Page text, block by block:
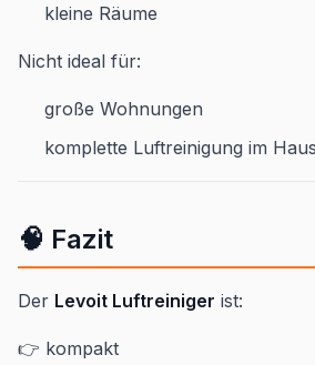
kleine Räume
Nicht ideal für:
große Wohnungen
komplette Luftreinigung im Haus
🧠 Fazit
Der Levoit Luftreiniger ist:
👉 kompakt